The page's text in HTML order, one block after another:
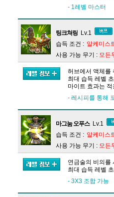
- 1레벨 마스터
팅크쳐링 Lv.1
습득 조건 : 알케미스
사용 가능 무기 : 모든
허브에서 액체를
최대 습득 레벨
마이트 효과는
- 레시피를 통해
마그눔 오푸스 Lv.1
습득 조건 : 알케미스
사용 가능 무기 : 모든
연금술의 비의를
최대 습득 레벨
- 3X3 조합 가능